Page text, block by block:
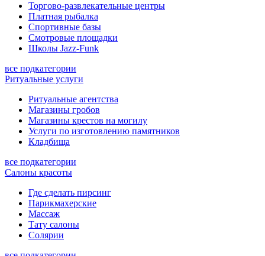
Торгово-развлекательные центры
Платная рыбалка
Спортивные базы
Смотровые площадки
Школы Jazz-Funk
все подкатегории
Ритуальные услуги
Ритуальные агентства
Магазины гробов
Магазины крестов на могилу
Услуги по изготовлению памятников
Кладбища
все подкатегории
Салоны красоты
Где сделать пирсинг
Парикмахерские
Массаж
Тату салоны
Солярии